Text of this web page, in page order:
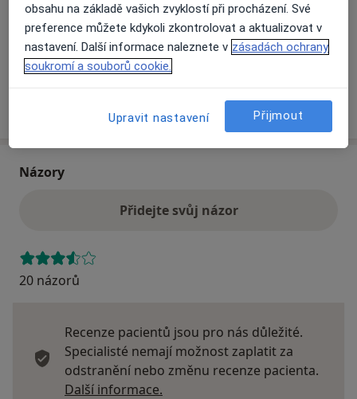
Způsoby platby (soukromé návštěvy)
Na teto adrese lékař přijímá pacienty na pojišťovnu
Detaily
o adrese
Názory
Přidejte svůj názor
20 názorů
Recenze pacientů jsou pro nás důležité.
Specialisté nemají možnost zaplatit za
odstranění nebo změnu recenze pacienta.
Další informace.
obsahu na základě vašich zvyklostí při procházení. Své
preference můžete kdykoli zkontrolovat a aktualizovat v
nastavení. Další informace naleznete v zásadách ochrany
soukromí a souborů cookie.
Upravit nastavení Přijmout